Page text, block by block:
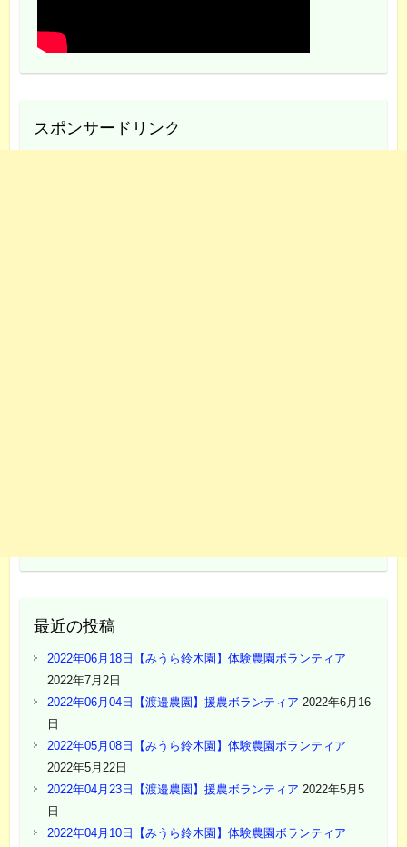
スポンサードリンク
最近の投稿
2022年06月18日【みうら鈴木園】体験農園ボランティア
2022年7月2日
2022年06月04日【渡邉農園】援農ボランティア 2022年6月16
日
2022年05月08日【みうら鈴木園】体験農園ボランティア
2022年5月22日
2022年04月23日【渡邉農園】援農ボランティア 2022年5月5
日
2022年04月10日【みうら鈴木園】体験農園ボランティア